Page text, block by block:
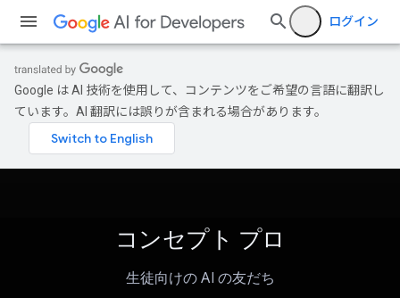
ログイン
Google は AI 技術を使用して、コンテンツをご希望の言語に翻訳し
ています。AI 翻訳には誤りが含まれる場合があります。
コンセプト プロ
生徒向けの AI の友だち